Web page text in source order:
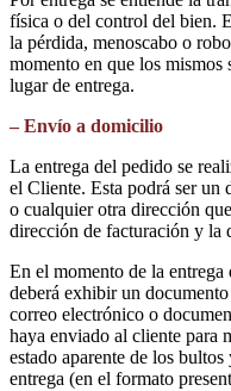
física o del control del bien.
la pérdida, menoscabo o
momento en que los mismos
lugar de entrega.
– Envío a domicilio
La entrega del pedido se
el Cliente. Esta podrá ser
o cualquier otra dirección
dirección de facturación y la
En el momento de la
deberá exhibir un
correo electrónico o
haya enviado al cliente para
estado aparente de los
entrega (en el formato